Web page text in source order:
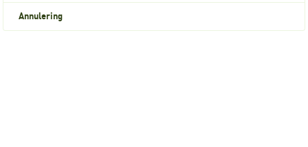
Annulering